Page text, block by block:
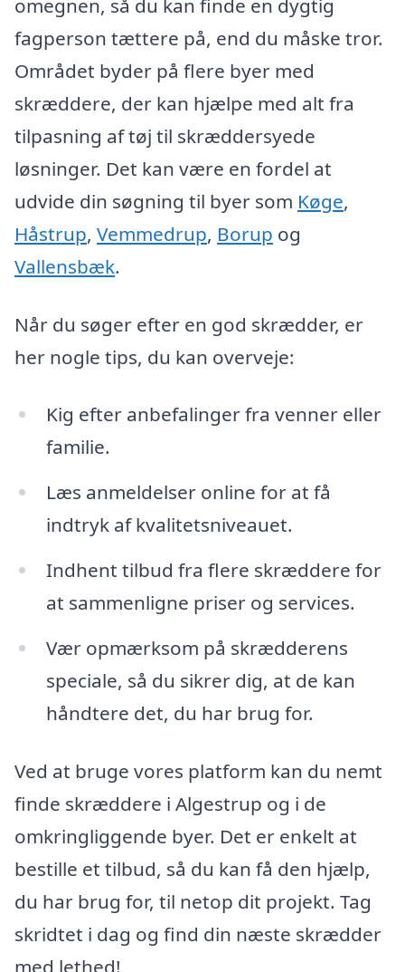
omegnen, så du kan finde en dygtig
fagperson tættere på, end du måske tror.
Området byder på flere byer med
skræddere, der kan hjælpe med alt fra
tilpasning af tøj til skræddersyede
løsninger. Det kan være en fordel at
udvide din søgning til byer som Køge,
Håstrup, Vemmedrup, Borup og
Vallensbæk.
Når du søger efter en god skrædder, er
her nogle tips, du kan overveje:
Kig efter anbefalinger fra venner eller
familie.
Læs anmeldelser online for at få
indtryk af kvalitetsniveauet.
Indhent tilbud fra flere skræddere for
at sammenligne priser og services.
Vær opmærksom på skrædderens
speciale, så du sikrer dig, at de kan
håndtere det, du har brug for.
Ved at bruge vores platform kan du nemt
finde skræddere i Algestrup og i de
omkringliggende byer. Det er enkelt at
bestille et tilbud, så du kan få den hjælp,
du har brug for, til netop dit projekt. Tag
skridtet i dag og find din næste skrædder
med lethed!